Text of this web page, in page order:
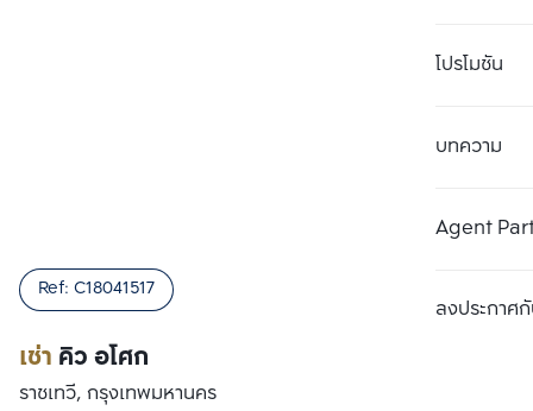
โปรโมชัน
บทความ
Agent
ลงประกาศกั
เช่า คิว อโศก
Ref: C18041517
ราชเทวี, กรุงเทพมหานคร